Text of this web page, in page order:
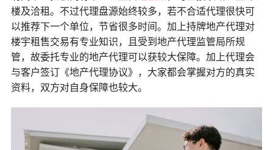
楼及洽租。不过代理盘源始终较多，若不合适代理很快可
以推荐下一个单位，节省很多时间。加上持牌地产代理对
楼宇租售交易有专业知识，且受到地产代理监管局所规
管，故委托专业的地产代理可以获较大保障。加上代理会
与客户签订《地产代理协议》，大家都会掌握对方的真实
资料，双方对自身保障也较大。